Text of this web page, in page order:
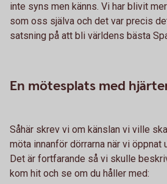
inte syns men känns. Vi har blivit
som oss själva och det var precis
satsning på att bli världens bästa
En mötesplats med
Såhär skrev vi om känslan vi ville
möta innanför dörrarna när vi öppnat
Det är fortfarande så vi skulle
kom hit och se om du håller med: